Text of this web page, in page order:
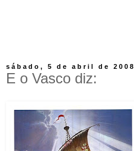
sábado, 5 de abril de 2008
E o Vasco diz: